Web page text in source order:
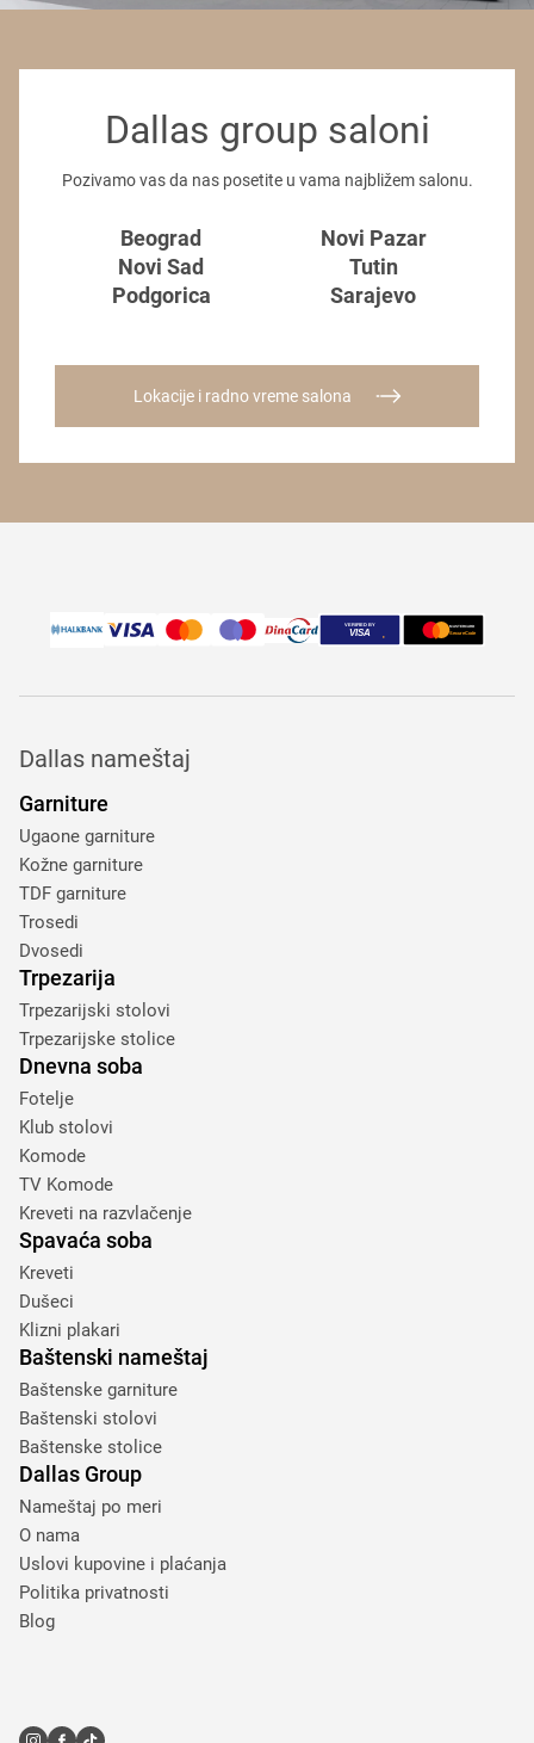
Dallas group saloni
Pozivamo vas da nas posetite u vama najbližem salonu.
Beograd
Novi Sad
Podgorica
Novi Pazar
Tutin
Sarajevo
Lokacije i radno vreme salona
Dallas nameštaj
Garniture
Ugaone garniture
Kožne garniture
TDF garniture
Trosedi
Dvosedi
Trpezarija
Trpezarijski stolovi
Trpezarijske stolice
Dnevna soba
Fotelje
Klub stolovi
Komode
TV Komode
Kreveti na razvlačenje
Spavaća soba
Kreveti
Dušeci
Klizni plakari
Baštenski nameštaj
Baštenske garniture
Baštenski stolovi
Baštenske stolice
Dallas Group
Nameštaj po meri
O nama
Uslovi kupovine i plaćanja
Politika privatnosti
Blog